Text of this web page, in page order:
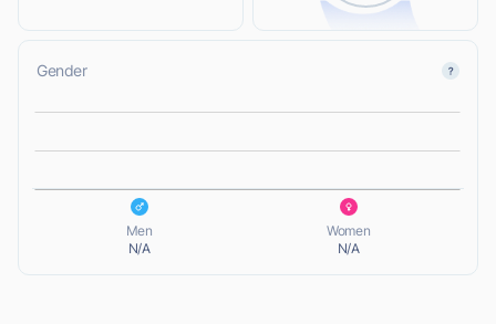
Gender
L
Men
N/A
Women
N/A